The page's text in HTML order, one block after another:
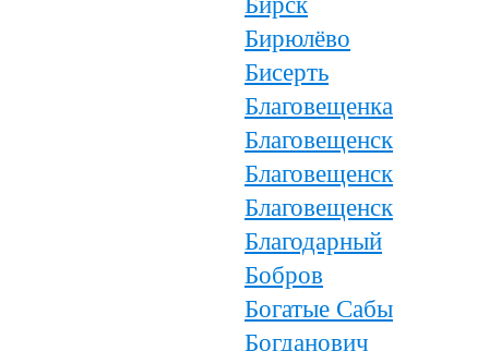
Бирюлёво
Бисерть
Благовещенка
Благовещенск
Благовещенск
Благовещенск
Благодарный
Бобров
Богатые Сабы
Богданович